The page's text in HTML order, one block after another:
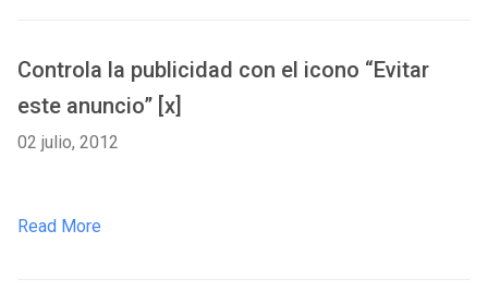
Controla la publicidad con el icono “Evitar
este anuncio” [x]
02 julio, 2012
Read More